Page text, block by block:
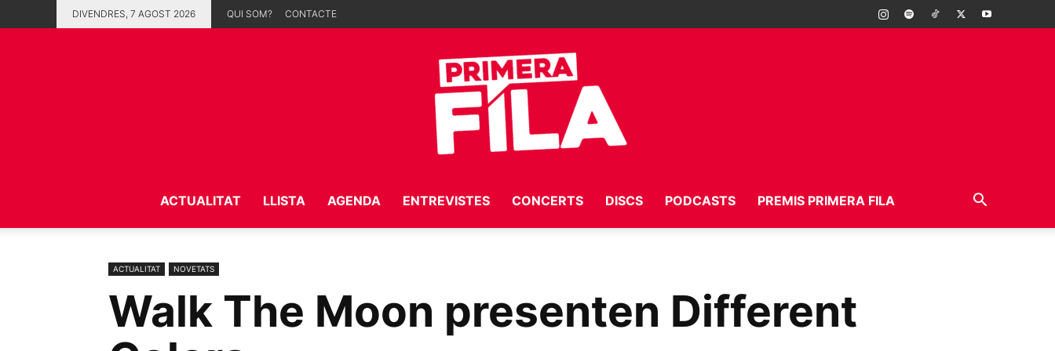
DIVENDRES, 7 AGOST 2026 QUI SOM? CONTACTE
Fila
ACTUALITAT LLISTA AGENDA ENTREVISTES CONCERTS DISCS PODCASTS PREMIS PRIMERA FILA
ACTUALITAT NOVETATS
Walk The Moon presenten Different